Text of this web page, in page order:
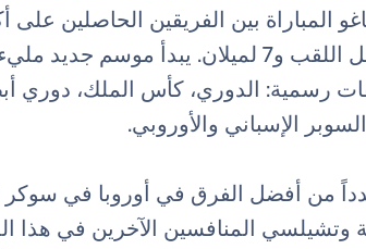
المباراة بين الفريقين الحاصلين على
رسمية: الدوري، كأس الملك، دوري
الإسباني والأوروبي.
وتشيلسي المنافسين الآخرين في هذا